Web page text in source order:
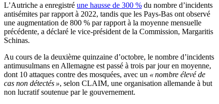
L’Autriche a enregistré une hausse de 300 % du nombre d’incidents
antisémites par rapport à 2022, tandis que les Pays-Bas ont observé
une augmentation de 800 % par rapport à la moyenne mensuelle
précédente, a déclaré le vice-président de la Commission, Margaritis
Schinas.
Au cours de la deuxième quinzaine d’octobre, le nombre d’incidents
antimusulmans en Allemagne est passé à trois par jour en moyenne,
dont 10 attaques contre des mosquées, avec un « nombre élevé de
cas non détectés », selon CLAIM, une organisation allemande à but
non lucratif soutenue par le gouvernement.